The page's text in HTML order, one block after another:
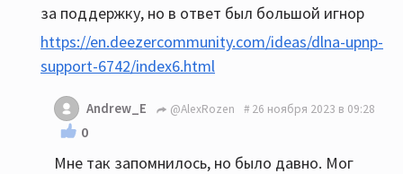
за поддержку, но в ответ был большой игнор
https://en.deezercommunity.com/ideas/dlna-upnp-
support-6742/index6.html
Andrew_E @AlexRozen 26 ноября 2023 в 09:28
0
Мне так запомнилось, но было давно. Мог